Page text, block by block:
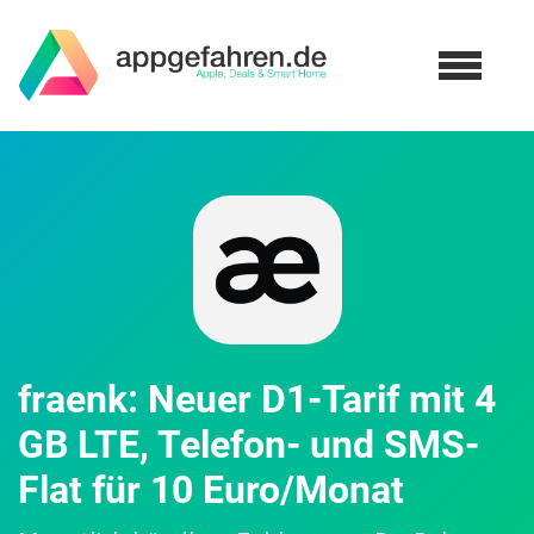
fraenk: Neuer D1-Tarif mit 4
GB LTE, Telefon- und SMS-
Flat für 10 Euro/Monat